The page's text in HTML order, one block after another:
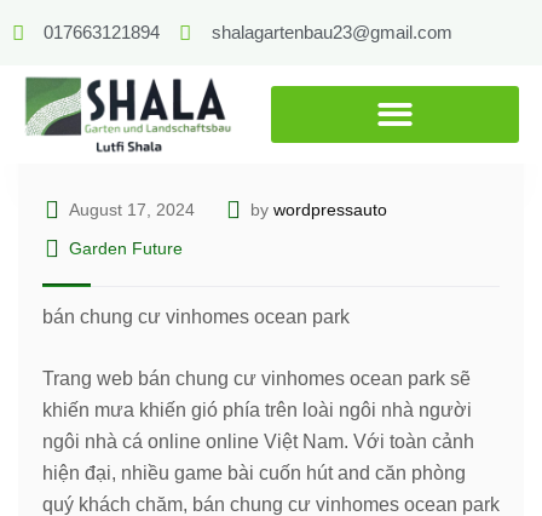
017663121894 shalagartenbau23@gmail.com
August 17, 2024 by wordpressauto
Garden Future
bán chung cư vinhomes ocean park
Trang web bán chung cư vinhomes ocean park sẽ
khiến mưa khiến gió phía trên loài ngôi nhà người
ngôi nhà cá online online Việt Nam. Với toàn cảnh
hiện đại, nhiều game bài cuốn hút and căn phòng
quý khách chăm, bán chung cư vinhomes ocean park